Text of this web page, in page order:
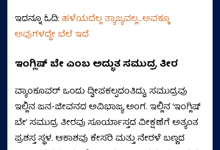
ಇದನ್ನೂ ಓದಿ:ಹಳೆಯದೆಲ್ಲ ತ್ಯಾಜ್ಯವಲ್ಲ...ಅವಕ್ಕೂ
ಅವುಗಳದ್ದೇ ಬೆಲೆ ಇದೆ
ಇಂಗ್ಲಿಷ್ ಬೇ ಎಂಬ ಅದ್ಭುತ ಸಮುದ್ರ ತೀರ
ವ್ಯಾಂಕೂವರ್ ಒಂದು ದ್ವೀಪಕಲ್ಪದಂತಿದ್ದು, ಸಮುದ್ರವು
ಇಲ್ಲಿನ ಜನ-ಜೀವನದ ಅವಿಭಾಜ್ಯ ಅಂಗ. ಇಲ್ಲಿನ ‘ಇಂಗ್ಲಿಷ್
ಬೇ’ ಸಮುದ್ರ ತೀರವು ಸೂರ್ಯಾಸ್ತದ ವೀಕ್ಷಣೆಗೆ ಅತ್ಯಂತ
ಪ್ರಶಸ್ತ ಸ್ಥಳ. ಆಕಾಶವು ಕೇಸರಿ ಮತ್ತು ನೇರಳೆ ಬಣ್ಣದ